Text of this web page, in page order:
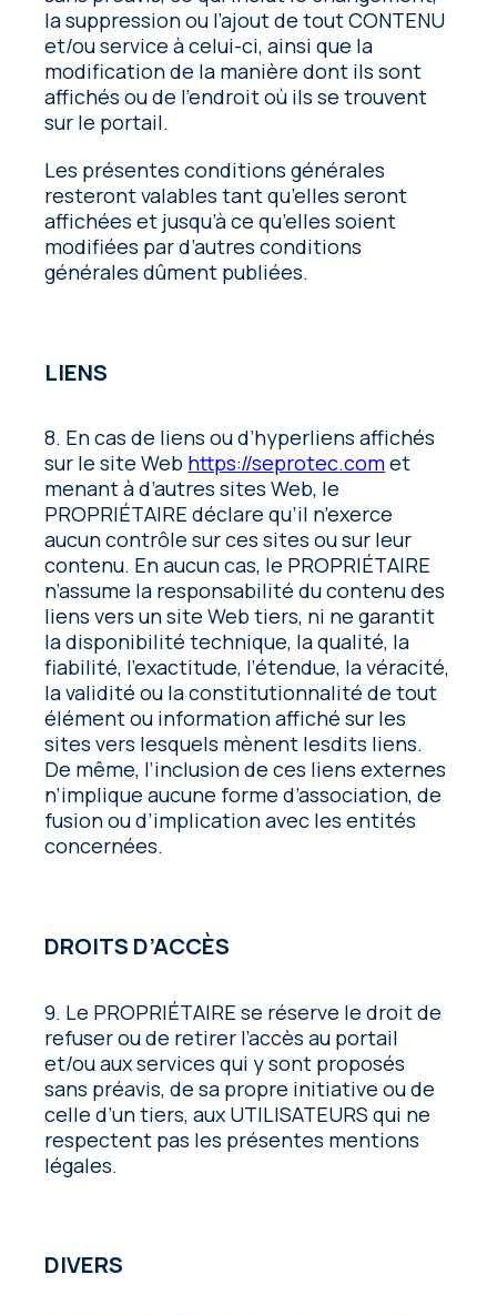
la suppression ou l’ajout de tout CONTENU
et/ou service à celui-ci, ainsi que la
modification de la manière dont ils sont
affichés ou de l’endroit où ils se trouvent
sur le portail.
Les présentes conditions générales
resteront valables tant qu’elles seront
affichées et jusqu’à ce qu’elles soient
modifiées par d’autres conditions
générales dûment publiées.
LIENS
8. En cas de liens ou d’hyperliens affichés
sur le site Web https://seprotec.comet
menant à d’autres sites Web, le
PROPRIÉTAIRE déclare qu’il n’exerce
aucun contrôle sur ces sites ou sur leur
contenu. En aucun cas, le PROPRIÉTAIRE
n’assume la responsabilité du contenu des
liens vers un site Web tiers, ni ne garantit
la disponibilité technique, la qualité, la
fiabilité, l’exactitude, l’étendue, la véracité,
la validité ou la constitutionnalité de tout
élément ou information affiché sur les
sites vers lesquels mènent lesdits liens.
De même, l’inclusion de ces liens externes
n’implique aucune forme d’association, de
fusion ou d’implication avec les entités
concernées.
DROITS D’ACCÈS
9. Le PROPRIÉTAIRE se réserve le droit de
refuser ou de retirer l’accès au portail
et/ou aux services qui y sont proposés
sans préavis, de sa propre initiative ou de
celle d’un tiers, aux UTILISATEURS qui ne
respectent pas les présentes mentions
légales.
DIVERS